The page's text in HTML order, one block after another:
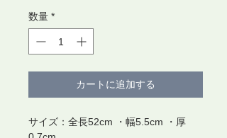
数量 *
カートに追加する
サイズ：全長52cm ・幅5.5cm ・厚